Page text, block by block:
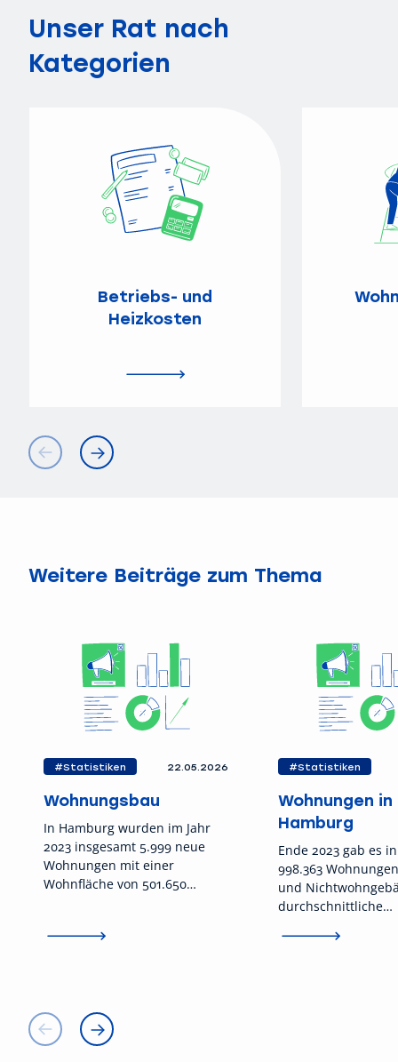
Unser Rat nach
Kategorien
Betriebs- und
Heizkosten
Weitere Beiträge zum Thema
#Statistiken 22.05.2026
Wohnungsbau
In Hamburg wurden im Jahr
2023 insgesamt 5.999 neue
Wohnungen mit einer
Wohnfläche von 501.650
wurden damit 35 Prozent
im Neubau geschaffenen
Wohnungen stieg leicht auf
82,1 Quadratmeter (Vorjahr:
#Statistiken
Wohnungen in
Hamburg
Ende 2023 gab es
998.363
und
durchschnittliche
Quadratmeter.